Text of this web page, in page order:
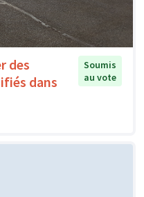
des
dans
Soumis
au vote